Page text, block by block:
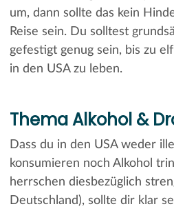
um, dann sollte das kein
Reise sein. Du solltest
gefestigt genug sein, bis zu
in den USA zu leben.
Thema Alkohol &
Dass du in den USA weder
konsumieren noch Alkohol
herrschen diesbezüglich
Deutschland), sollte dir klar